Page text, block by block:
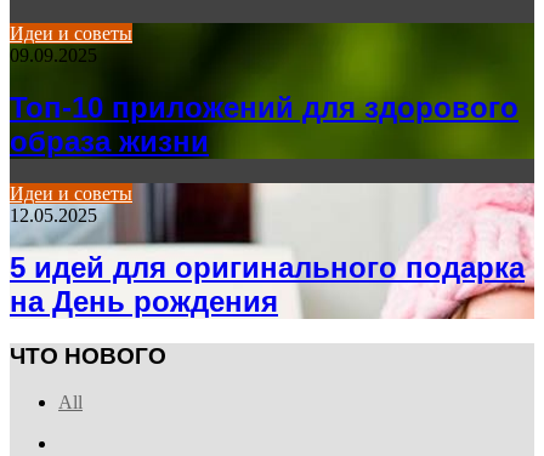
Идеи и советы
09.09.2025
Топ-10 приложений для здорового
образа жизни
Идеи и советы
12.05.2025
5 идей для оригинального подарка
на День рождения
ЧТО НОВОГО
All